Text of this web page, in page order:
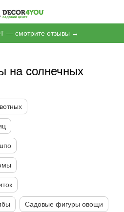
смотрите отзывы →
на солнечных
Садовые фигуры овощи